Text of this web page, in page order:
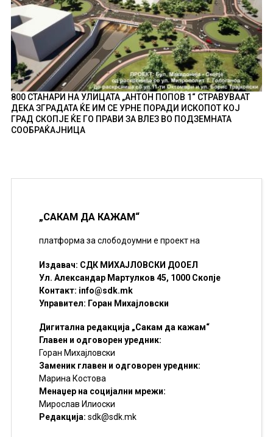
800 СТАНАРИ НА УЛИЦАТА „АНТОН ПОПОВ 1“ СТРАВУВААТ
ДЕКА ЗГРАДАТА ЌЕ ИМ СЕ УРНЕ ПОРАДИ ИСКОПОТ КОЈ
ГРАД СКОПЈЕ ЌЕ ГО ПРАВИ ЗА ВЛЕЗ ВО ПОДЗЕМНАТА
СООБРАЌАЈНИЦА
„САКАМ ДА КАЖАМ“
платформа за слободоумни е проект на
Издавач: СДК МИХАЈЛОВСКИ ДООЕЛ
Ул. Александар Мартулков 45, 1000 Скопје
Контакт: info@sdk.mk
Управител: Горан Михајловски
Дигитална редакција „Сакам да кажам“
Главен и одговорен уредник:
Горан Михајловски
Заменик главен и одговорен уредник:
Марина Костова
Менаџер на социјални мрежи:
Мирослав Илиоски
Редакцијa: sdk@sdk.mk